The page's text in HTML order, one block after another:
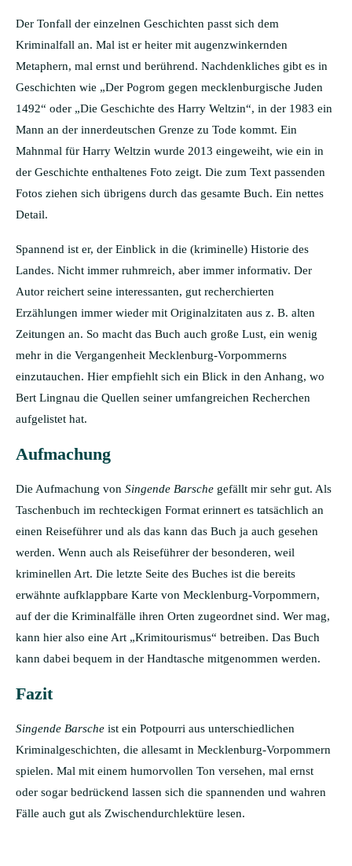
Der Tonfall der einzelnen Geschichten passt sich dem
Kriminalfall an. Mal ist er heiter mit augenzwinkernden
Metaphern, mal ernst und berührend. Nachdenkliches gibt es in
Geschichten wie „Der Pogrom gegen mecklenburgische Juden
1492“ oder „Die Geschichte des Harry Weltzin“, in der 1983 ein
Mann an der innerdeutschen Grenze zu Tode kommt. Ein
Mahnmal für Harry Weltzin wurde 2013 eingeweiht, wie ein in
der Geschichte enthaltenes Foto zeigt. Die zum Text passenden
Fotos ziehen sich übrigens durch das gesamte Buch. Ein nettes
Detail.
Spannend ist er, der Einblick in die (kriminelle) Historie des
Landes. Nicht immer ruhmreich, aber immer informativ. Der
Autor reichert seine interessanten, gut recherchierten
Erzählungen immer wieder mit Originalzitaten aus z. B. alten
Zeitungen an. So macht das Buch auch große Lust, ein wenig
mehr in die Vergangenheit Mecklenburg-Vorpommerns
einzutauchen. Hier empfiehlt sich ein Blick in den Anhang, wo
Bert Lingnau die Quellen seiner umfangreichen Recherchen
aufgelistet hat.
Aufmachung
Die Aufmachung von Singende Barsche gefällt mir sehr gut. Als
Taschenbuch im rechteckigen Format erinnert es tatsächlich an
einen Reiseführer und als das kann das Buch ja auch gesehen
werden. Wenn auch als Reiseführer der besonderen, weil
kriminellen Art. Die letzte Seite des Buches ist die bereits
erwähnte aufklappbare Karte von Mecklenburg-Vorpommern,
auf der die Kriminalfälle ihren Orten zugeordnet sind. Wer mag,
kann hier also eine Art „Krimitourismus“ betreiben. Das Buch
kann dabei bequem in der Handtasche mitgenommen werden.
Fazit
Singende Barsche ist ein Potpourri aus unterschiedlichen
Kriminalgeschichten, die allesamt in Mecklenburg-Vorpommern
spielen. Mal mit einem humorvollen Ton versehen, mal ernst
oder sogar bedrückend lassen sich die spannenden und wahren
Fälle auch gut als Zwischendurchlektüre lesen.